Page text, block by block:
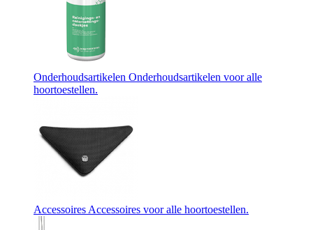
Onderhoudsartikelen Onderhoudsartikelen voor alle
hoortoestellen.
AccessoiresAccessoires voor alle hoortoestellen.